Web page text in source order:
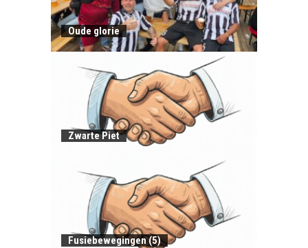
Oude glorie
Zwarte Piet
Fusiebewegingen (5)